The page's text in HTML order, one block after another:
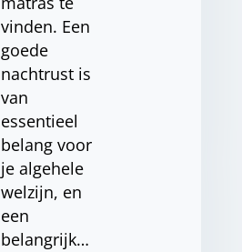
vinden. Een
goede
nachtrust is
van
essentieel
belang voor
je algehele
welzijn, en
een
belangrijk…